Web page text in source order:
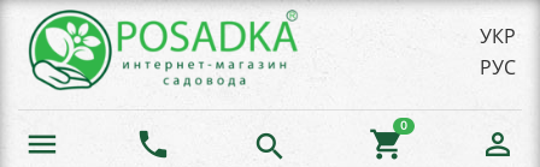
УКР
РУС
menu phone search shopping_cart
0
person_outline